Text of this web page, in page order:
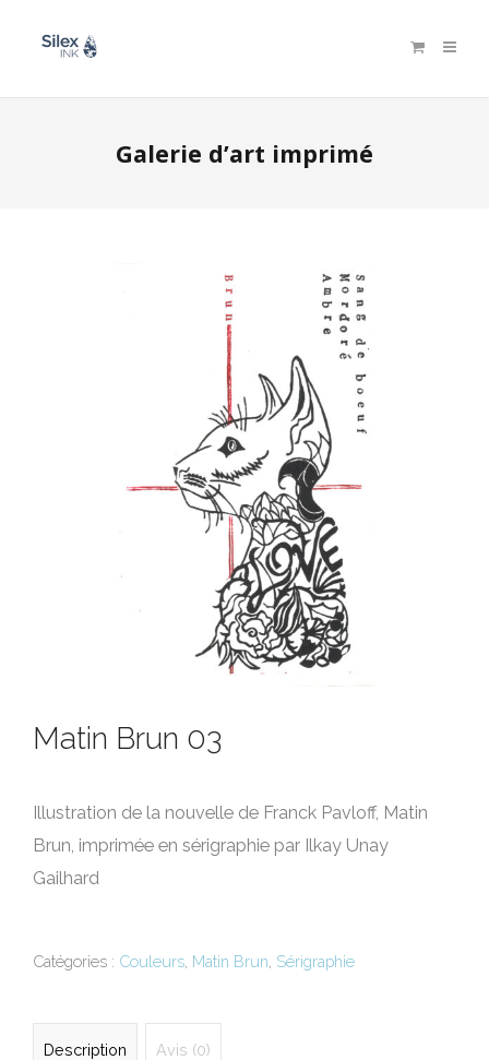
Galerie d’art imprimé
Matin Brun 03
Illustration de la nouvelle de Franck Pavloff, Matin
Brun, imprimée en sérigraphie par Ilkay Unay
Gailhard
Catégories : Couleurs Matin Brun Sérigraphie
Description Avis (0)